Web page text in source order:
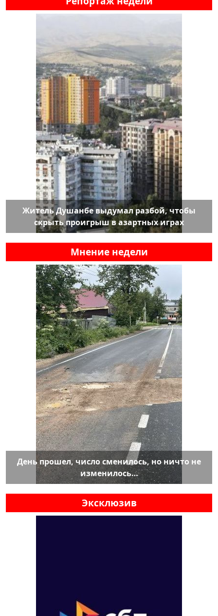
Житель Душанбе выдумал разбой, чтобы
скрыть проигрыш в азартных играх
Мнение недели
День прошел, число сменилось, но ничто не
изменилось…
Эксклюзив